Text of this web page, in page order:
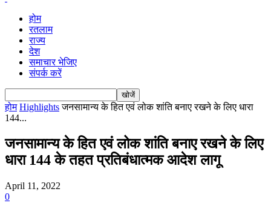
होम
रतलाम
राज्य
देश
समाचार भेजिए
संपर्क करें
होम Highlights जनसामान्य के हित एवं लोक शांति बनाए रखने के लिए धारा
144...
जनसामान्य के हित एवं लोक शांति बनाए रखने के लिए
धारा 144 के तहत प्रतिबंधात्मक आदेश लागू
April 11, 2022
0